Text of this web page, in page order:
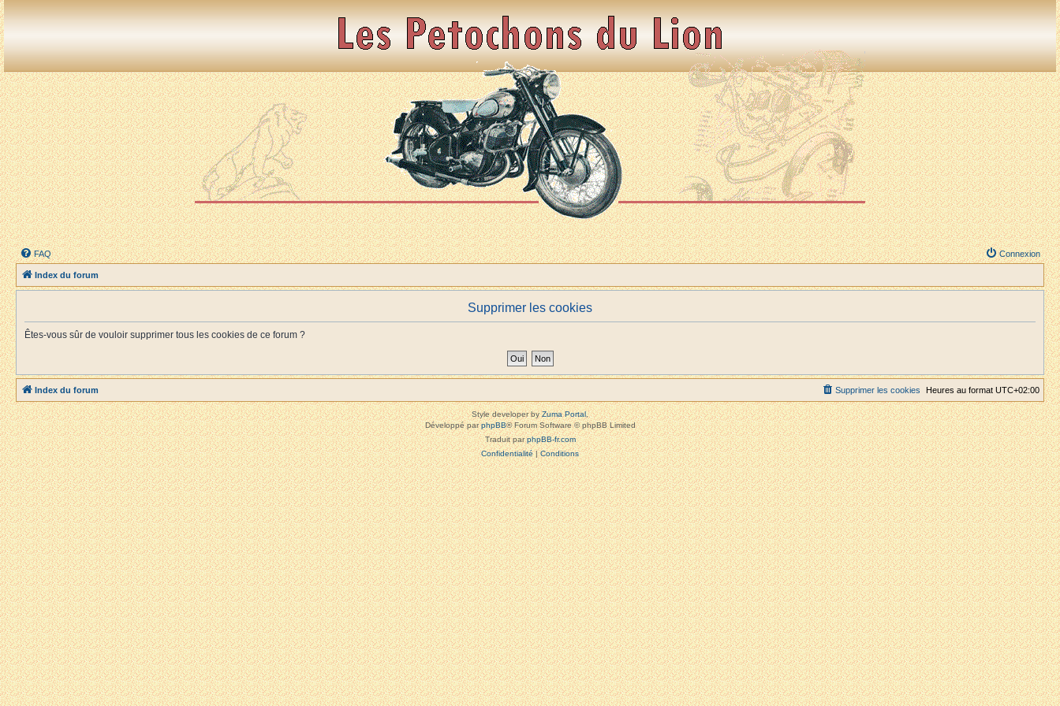
FAQ Connexion
Index du forum
Supprimer les cookies
Êtes-vous sûr de vouloir supprimer tous les cookies de ce forum ?
Index du forum Heures au format UTC+02:00
Supprimer les cookies
Style developer byZuma Portal,
Développé parphpBB® Forum Software © phpBB Limited
Traduit parphpBB-fr.com
Confidentialité|Conditions